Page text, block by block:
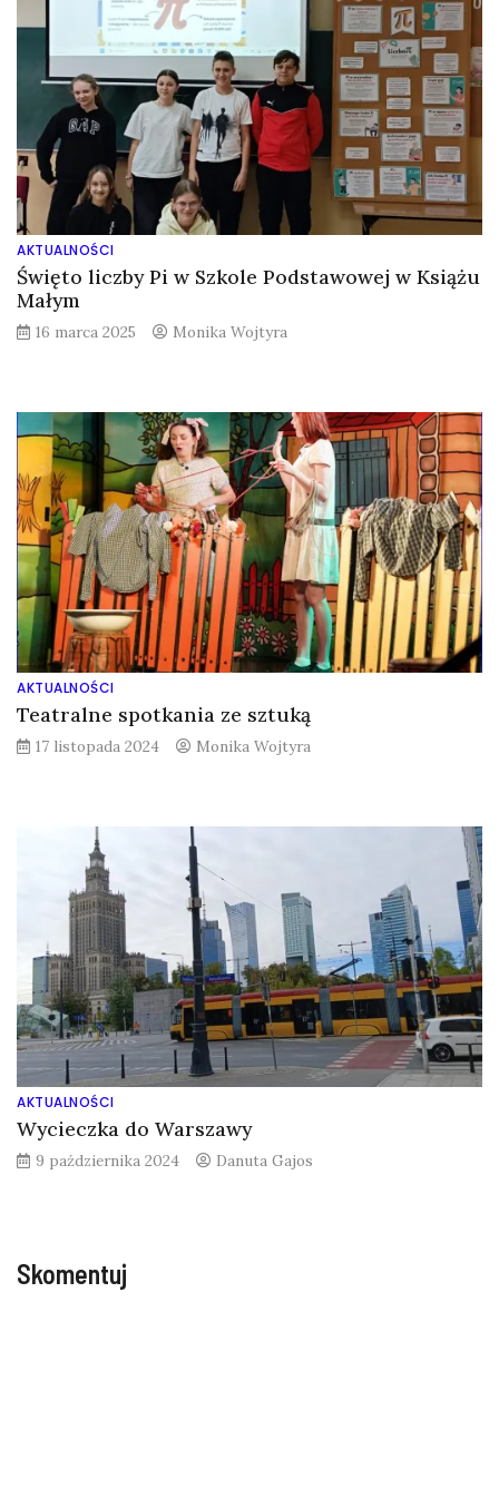
AKTUALNOŚCI
Święto liczby Pi w Szkole Podstawowej w Książu
Małym
16 marca 2025 Monika Wojtyra
AKTUALNOŚCI
Teatralne spotkania ze sztuką
17 listopada 2024 Monika Wojtyra
AKTUALNOŚCI
Wycieczka do Warszawy
9 października 2024 Danuta Gajos
Skomentuj